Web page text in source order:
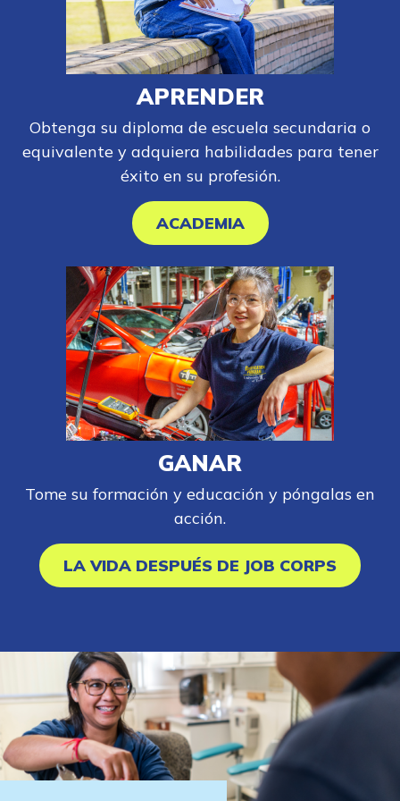
APRENDER
Obtenga su diploma de escuela secundaria o
equivalente y adquiera habilidades para tener
éxito en su profesión.
ACADEMIA
GANAR
Tome su formación y educación y póngalas en
acción.
LA VIDA DESPUÉS DE JOB CORPS